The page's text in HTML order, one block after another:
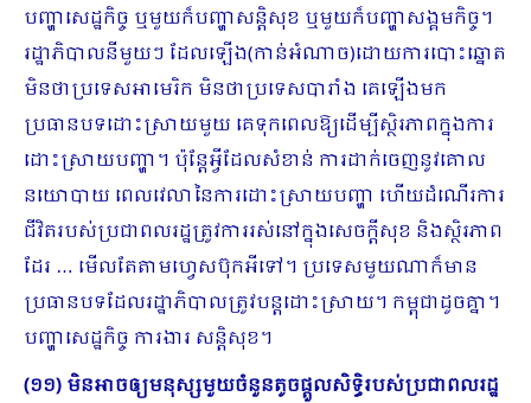
បញ្ហាសេដ្ឋកិច្ច ឬមួយក៏បញ្ហាសន្តិសុខ ឬមួយក៏បញ្ហាសង្គមកិច្ច។
រដ្ឋាភិបាលនី​មួយៗ ដែលឡើង(កាន់អំណាច)ដោយការបោះឆ្នោត
មិនថាប្រទេសអាមេរិក មិនថាប្រទេសបារាំង គេឡើងមក
ប្រធានបទដោះស្រាយមួយ គេទុកពេលឱ្យដើម្បីស្ថិរភាពក្នុងការ
ដោះស្រាយបញ្ហា។ ប៉ុន្តែអ្វីដែលសំខាន់ ការដាក់ចេញនូវគោល
នយោបាយ ពេលវេលានៃការដោះស្រាយបញ្ហា ហើយដំណើរការ
ជីវិតរបស់ប្រជាពលរដ្ឋត្រូវការរស់នៅក្នុងសេចក្ដីសុខ និងស្ថិរភាព
ដែរ … មើលតែតាមហ្វេសប៊ុកអីទៅ។ ប្រទេសមួយណាក៏មាន
ប្រធានបទដែលរដ្ឋាភិបាលត្រូវបន្តដោះស្រាយ។ កម្ពុជាដូចគ្នា។
បញ្ហាសេដ្ឋកិច្ច ការងារ សន្តិសុខ។
(១១)មិនអាចឲ្យមនុស្សមួយ​ចំនួនតូចផ្តួលសិទ្ធិរបស់ប្រជាពលរដ្ឋ